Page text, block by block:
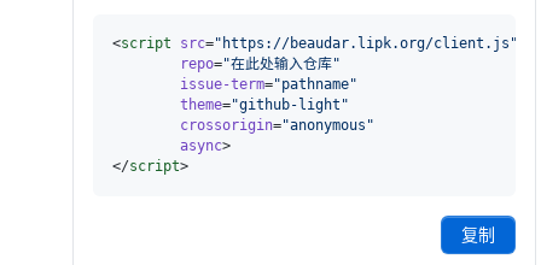
<script src=" https://beaudar.lipk.org/client.js "
repo="在此处输入仓库"
issue-term="pathname"
theme="github-light "
crossorigin="anonymous "
async>
</script>
复制